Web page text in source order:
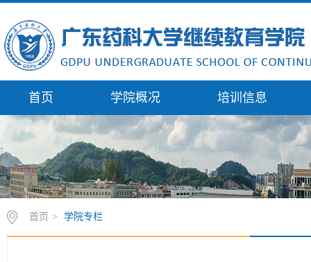
首页 学院概况 培训信息
首页 > 学院专栏